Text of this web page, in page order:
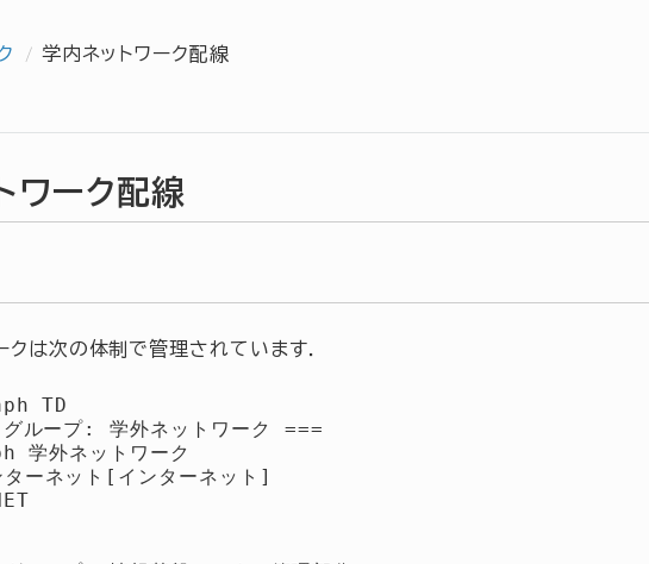
学内ネットワーク配線
ワーク配線
クは次の体制で管理されています．
TD
ープ: 学外ネットワーク ===
外ネットワーク
ーネット[インターネット]